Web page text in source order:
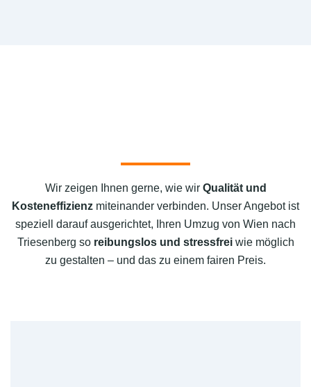
Wir zeigen Ihnen gerne, wie wir Qualität und
Kosteneffizienz miteinander verbinden. Unser Angebot ist
speziell darauf ausgerichtet, Ihren Umzug von Wien nach
Triesenberg so reibungslos und stressfreiwie möglich
zu gestalten – und das zu einem fairen Preis.